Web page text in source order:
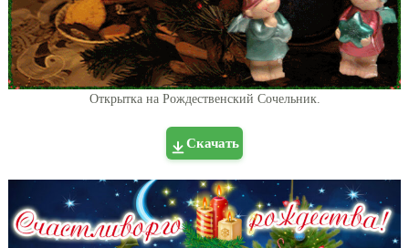
Открытка на Рождественский Сочельник.
Скачать